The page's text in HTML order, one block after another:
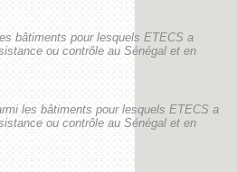
bâtiments pour lesquels ETECS a
ou contrôle au Sénégal et en
les bâtiments pour lesquels ETECS a
ou contrôle au Sénégal et en